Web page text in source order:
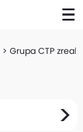
Grupa CTP